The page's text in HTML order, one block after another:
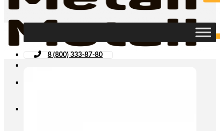
8 (800) 333-87-80